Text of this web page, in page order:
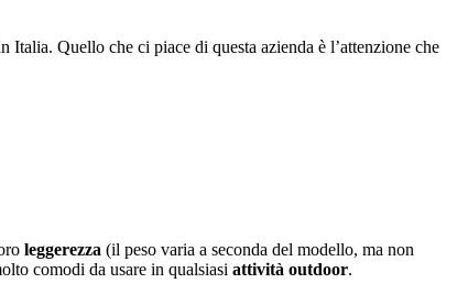
Quello che ci piace di questa azienda è l’attenzione che
leggerezza (il peso varia a seconda del modello, ma non
comodi da usare in qualsiasi attività outdoor.